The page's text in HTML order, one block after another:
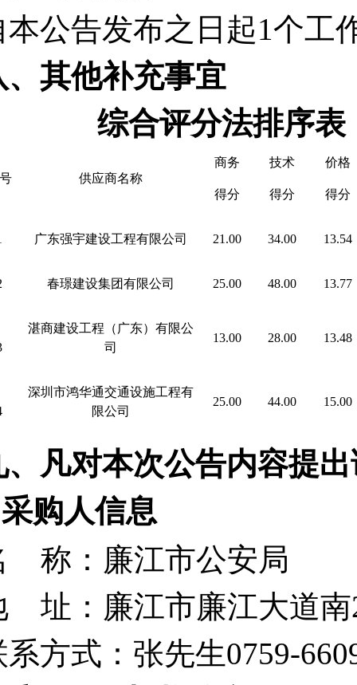
本公告发布之日起1个工
、其他补充事宜
合评分法排序表
供应商名称
商务
得分
技术
得分
价格
得分
广东强宇建设工程有限公司 21.00 34.00 13.54
春璟建设集团有限公司 25.00 48.00 13.77
湛商建设工程（广东）有限公
司
13.00 28.00 13.48
深圳市鸿华通交通设施工程有
限公司
25.00 44.00 15.00
、凡对本次公告内容提
购人信息
称：廉江市公安局
址：廉江市廉江大道南
系方式：张先生0759-